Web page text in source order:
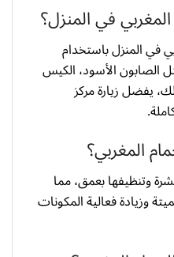
في المنزل؟
في المنزل باستخدام
الصابون الأسود، الكيس
يفضل زيارة مركز
المغربي؟
وتنظيفها بعمق، مما
وزيادة فعالية المكونات